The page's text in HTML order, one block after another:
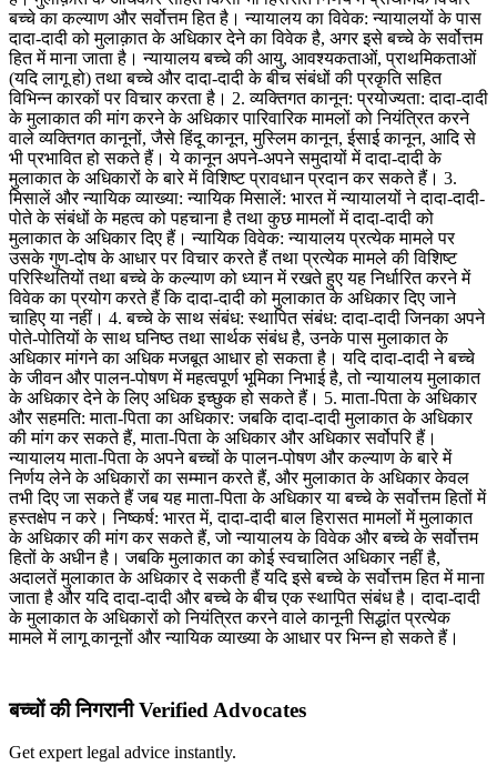
बच्चे का कल्याण और सर्वोत्तम हित है। न्यायालय का विवेक: न्यायालयों के पास
दादा-दादी को मुलाक़ात के अधिकार देने का विवेक है, अगर इसे बच्चे के सर्वोत्तम
हित में माना जाता है। न्यायालय बच्चे की आयु, आवश्यकताओं, प्राथमिकताओं
(यदि लागू हो) तथा बच्चे और दादा-दादी के बीच संबंधों की प्रकृति सहित
विभिन्न कारकों पर विचार करता है। 2. व्यक्तिगत कानून: प्रयोज्यता: दादा-दादी
के मुलाकात की मांग करने के अधिकार पारिवारिक मामलों को नियंत्रित करने
वाले व्यक्तिगत कानूनों, जैसे हिंदू कानून, मुस्लिम कानून, ईसाई कानून, आदि से
भी प्रभावित हो सकते हैं। ये कानून अपने-अपने समुदायों में दादा-दादी के
मुलाकात के अधिकारों के बारे में विशिष्ट प्रावधान प्रदान कर सकते हैं। 3.
मिसालें और न्यायिक व्याख्या: न्यायिक मिसालें: भारत में न्यायालयों ने दादा-दादी-
पोते के संबंधों के महत्व को पहचाना है तथा कुछ मामलों में दादा-दादी को
मुलाकात के अधिकार दिए हैं। न्यायिक विवेक: न्यायालय प्रत्येक मामले पर
उसके गुण-दोष के आधार पर विचार करते हैं तथा प्रत्येक मामले की विशिष्ट
परिस्थितियों तथा बच्चे के कल्याण को ध्यान में रखते हुए यह निर्धारित करने में
विवेक का प्रयोग करते हैं कि दादा-दादी को मुलाकात के अधिकार दिए जाने
चाहिए या नहीं। 4. बच्चे के साथ संबंध: स्थापित संबंध: दादा-दादी जिनका अपने
पोते-पोतियों के साथ घनिष्ठ तथा सार्थक संबंध है, उनके पास मुलाकात के
अधिकार मांगने का अधिक मजबूत आधार हो सकता है। यदि दादा-दादी ने बच्चे
के जीवन और पालन-पोषण में महत्वपूर्ण भूमिका निभाई है, तो न्यायालय मुलाकात
के अधिकार देने के लिए अधिक इच्छुक हो सकते हैं। 5. माता-पिता के अधिकार
और सहमति: माता-पिता का अधिकार: जबकि दादा-दादी मुलाकात के अधिकार
की मांग कर सकते हैं, माता-पिता के अधिकार और अधिकार सर्वोपरि हैं।
न्यायालय माता-पिता के अपने बच्चों के पालन-पोषण और कल्याण के बारे में
निर्णय लेने के अधिकारों का सम्मान करते हैं, और मुलाकात के अधिकार केवल
तभी दिए जा सकते हैं जब यह माता-पिता के अधिकार या बच्चे के सर्वोत्तम हितों में
हस्तक्षेप न करे। निष्कर्ष: भारत में, दादा-दादी बाल हिरासत मामलों में मुलाकात
के अधिकार की मांग कर सकते हैं, जो न्यायालय के विवेक और बच्चे के सर्वोत्तम
हितों के अधीन है। जबकि मुलाकात का कोई स्वचालित अधिकार नहीं है,
अदालतें मुलाकात के अधिकार दे सकती हैं यदि इसे बच्चे के सर्वोत्तम हित में माना
जाता है और यदि दादा-दादी और बच्चे के बीच एक स्थापित संबंध है। दादा-दादी
के मुलाकात के अधिकारों को नियंत्रित करने वाले कानूनी सिद्धांत प्रत्येक
मामले में लागू कानूनों और न्यायिक व्याख्या के आधार पर भिन्न हो सकते हैं।
बच्चों की निगरानी Verified Advocates
Get expert legal advice instantly.